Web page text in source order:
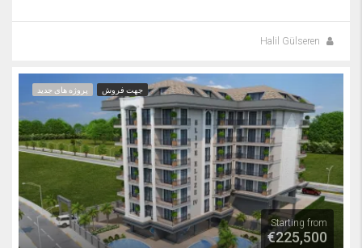
Halil Gülseren
جهت فروش پروژه های جدید
Starting from
€225,500